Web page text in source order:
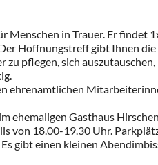
in Trauer. Er findet
Hoffnungstreff gibt Ihnen
pflegen, sich auszutauschen,
ehrenamtlichen
ehemaligen Gasthaus
von 18.00-19.30 Uhr.
gibt einen kleinen